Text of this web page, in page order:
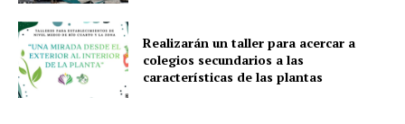
Realizarán un taller para acercar a
colegios secundarios a las
características de las plantas